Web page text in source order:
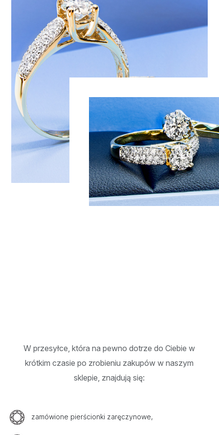
W przesyłce, która na pewno dotrze do Ciebie w
krótkim czasie po zrobieniu zakupów w naszym
sklepie, znajdują się:
zamówione pierścionki zaręczynowe,